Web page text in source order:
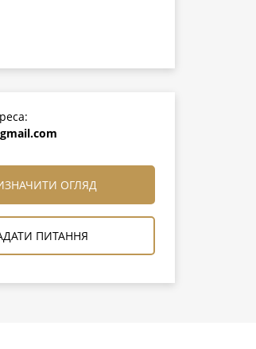
ОГЛЯД
ПИТАННЯ